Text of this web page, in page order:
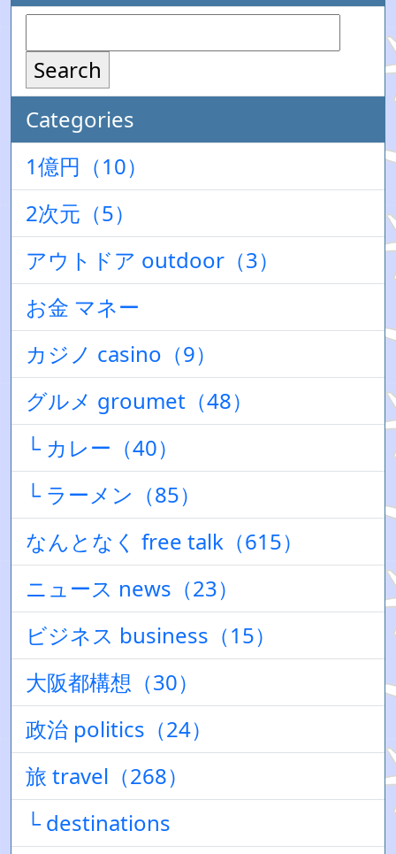
Search
Categories
1億円（10）
2次元（5）
アウトドア outdoor（3）
お金 マネー
カジノ casino（9）
グルメ groumet（48）
└ カレー（40）
└ ラーメン（85）
なんとなく free talk（615）
ニュース news（23）
ビジネス business（15）
大阪都構想（30）
政治 politics（24）
旅 travel（268）
└ destinations